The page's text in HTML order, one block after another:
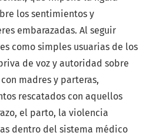
los sentimientos y
embarazadas. Al seguir
como simples usuarias de los
de voz y autoridad sobre
madres y parteras,
rescatados con aquellos
el parto, la violencia
dentro del sistema médico